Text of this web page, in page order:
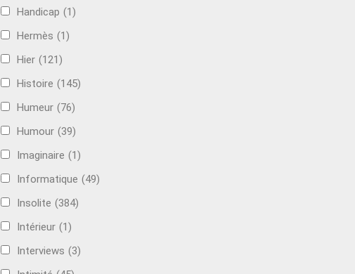
Handicap (1)
Hermès (1)
Hier (121)
Histoire (145)
Humeur (76)
Humour (39)
Imaginaire (1)
Informatique (49)
Insolite (384)
Intérieur (1)
Interviews (3)